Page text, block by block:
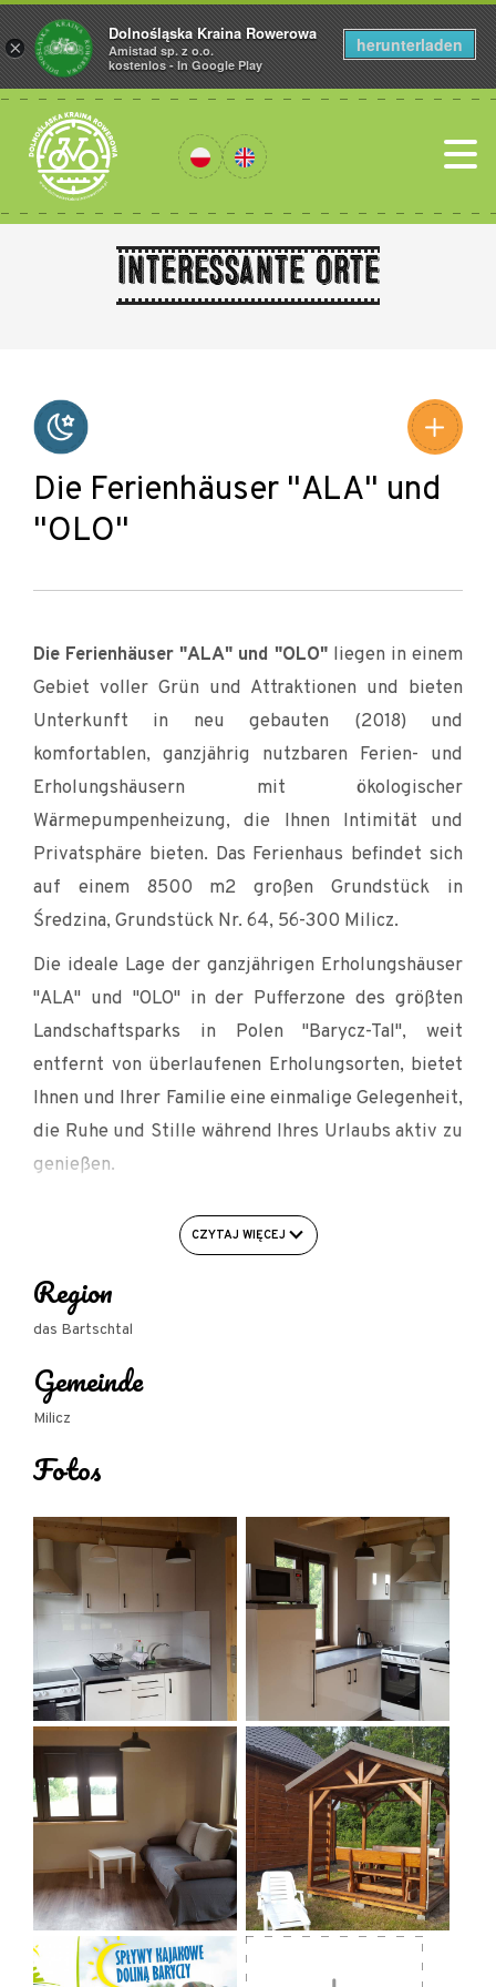
Interessante Orte
Die Ferienhäuser "ALA" und
"OLO"
Die Ferienhäuser "ALA" und "OLO"liegen in einem
Gebiet voller Grün und Attraktionen und bieten
Unterkunft in neu gebauten (2018) und
komfortablen, ganzjährig nutzbaren Ferien- und
Erholungshäusern mit ökologischer
Wärmepumpenheizung, die Ihnen Intimität und
Privatsphäre bieten. Das Ferienhaus befindet sich
auf einem 8500 m2 großen Grundstück in
Średzina, Grundstück Nr. 64, 56-300 Milicz.
Die ideale Lage der ganzjährigen Erholungshäuser
"ALA" und "OLO" in der Pufferzone des größten
Landschaftsparks in Polen "Barycz-Tal", weit
entfernt von überlaufenen Erholungsorten, bietet
Ihnen und Ihrer Familie eine einmalige Gelegenheit,
die Ruhe und Stille während Ihres Urlaubs aktiv zu
genießen.
nur ein Ferienhaus, sondern viele zusätzliche
Ein Fachwerkhaus, das sich an einem abgelegenen
und bis zu 8-10 Personen beherbergen kann (2
Schlafzimmer - 4 Betten, Wohnzimmer - Sat-TV,
Küchenzeile - Mikrowelle, Wasserkocher,
Dusche, WC, Balkon, Terrasse mit Gartengrill.
Volleyballplatz
Gartengrill aus Stein, Möglichkeit zum
Anzünden eines Feuers gegen Aufpreis.
Kinderspielplatz mit Sandkasten, Rutsche
und Trampolin.
Möglichkeit, Kanus zu mieten, wir
organisieren Kanufahrten auf dem Fluss
Barycz.
Parkplatz
CZYTAJ WIĘCEJ
Region
das Bartschtal
Gemeinde
Milicz
Fotos
×
Dolnośląska Kraina Rowerowa
Amistad sp. z o.o.
kostenlos - In Google Play
herunterladen